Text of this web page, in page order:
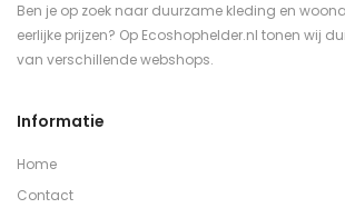
Ben je op zoek naar duurzame kleding en
eerlijke prijzen? Op Ecoshophelder.nl tonen wij
van verschillende webshops.
Informatie
Home
Contact